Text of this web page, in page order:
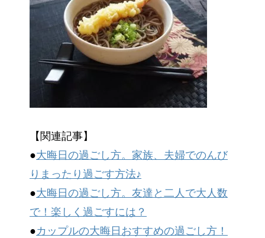
【関連記事】
●大晦日の過ごし方。家族、夫婦でのんび
りまったり過ごす方法♪
●大晦日の過ごし方。友達と二人で大人数
で！楽しく過ごすには？
●カップルの大晦日おすすめの過ごし方！